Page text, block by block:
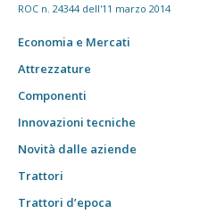
ROC n. 24344 dell'11 marzo 2014
Economia e Mercati
Attrezzature
Componenti
Innovazioni tecniche
Novità dalle aziende
Trattori
Trattori d’epoca